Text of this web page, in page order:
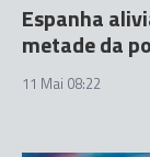
Espanha
metade da
11 Mai 08:22